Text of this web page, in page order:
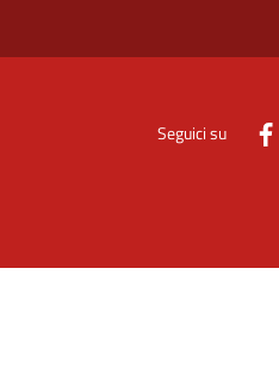
Seguici su